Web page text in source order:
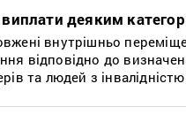
деяким
внутрішньо
відповідно до
та людей з інвалідністю